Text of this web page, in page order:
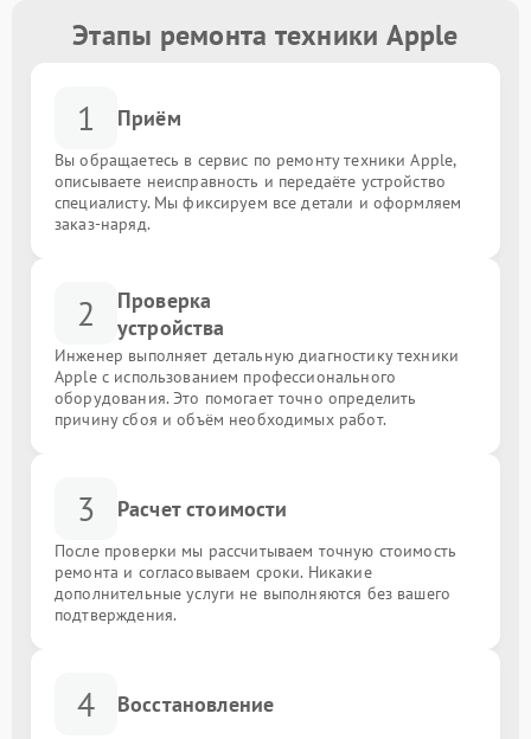
Этапы ремонта техники Apple
1 Приём
Вы обращаетесь в сервис по ремонту техники Apple,
описываете неисправность и передаёте устройство
специалисту. Мы фиксируем все детали и оформляем
заказ-наряд.
2
Проверка
устройства
Инженер выполняет детальную диагностику техники
Apple с использованием профессионального
оборудования. Это помогает точно определить
причину сбоя и объём необходимых работ.
3 Расчет стоимости
После проверки мы рассчитываем точную стоимость
ремонта и согласовываем сроки. Никакие
дополнительные услуги не выполняются без вашего
подтверждения.
4 Восстановление